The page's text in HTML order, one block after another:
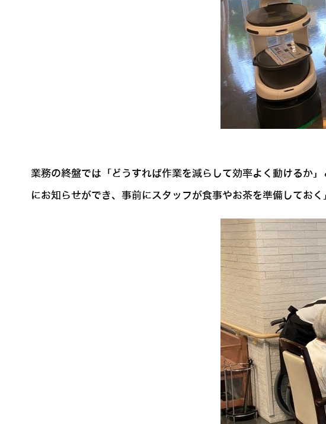
業務の終盤では「どうすれば作業を減らして効率よく動けるか
にお知らせができ、事前にスタッフが食事やお茶を準備してお